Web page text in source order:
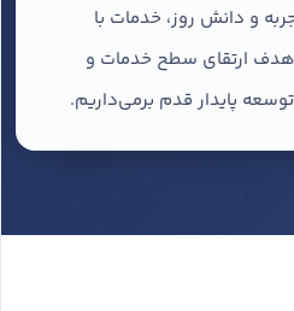
و دانش روز، خدمات با
هدف ارتقای سطح خدمات و
پایدار قدم برمی‌داریم.